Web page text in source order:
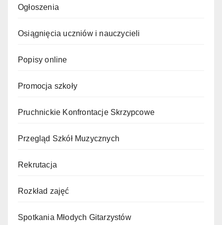
Ogłoszenia
Osiągnięcia uczniów i nauczycieli
Popisy online
Promocja szkoły
Pruchnickie Konfrontacje Skrzypcowe
Przegląd Szkół Muzycznych
Rekrutacja
Rozkład zajęć
Spotkania Młodych Gitarzystów